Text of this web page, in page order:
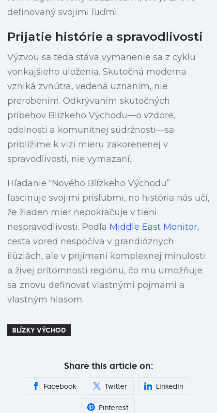
definovaný svojimi ľuďmi.
Prijatie histórie a spravodlivosti
Výzvou sa teda stáva vymanenie sa z cyklu
vonkajšieho uloženia. Skutočná moderna
vzniká zvnútra, vedená uznaním, nie
prerobením. Odkrývaním skutočných
príbehov Blízkeho Východu—o vzdore,
odolnosti a komunitnej súdržnosti—sa
priblížime k vizi mieru zakorenenej v
spravodlivosti, nie vymazaní.
Hľadanie “Nového Blízkeho Východu”
fascinuje svojimi prísľubmi, no história nás učí,
že žiaden mier nepokračuje v tieni
nespravodlivosti. Podľa Middle East Monitor,
cesta vpred nespočíva v grandióznych
ilúziách, ale v prijímaní komplexnej minulosti
a živej prítomnosti regiónu, čo mu umožňuje
sa znovu definovať vlastnými pojmami a
vlastným hlasom.
BLÍZKY VÝCHOD
Share this article on:
Facebook Twitter Linkedin
Pinterest